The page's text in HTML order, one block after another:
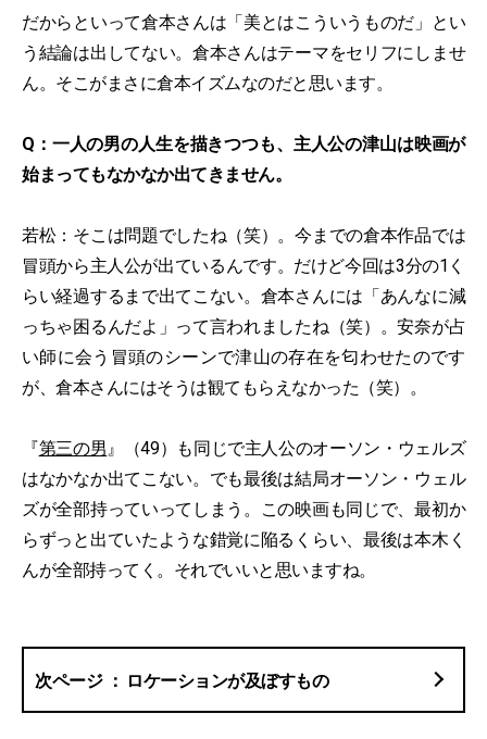
だからといって倉本さんは「美とはこういうものだ」とい
う結論は出してない。倉本さんはテーマをセリフにしませ
ん。そこがまさに倉本イズムなのだと思います。
Q：一人の男の人生を描きつつも、主人公の津山は映画が
始まってもなかなか出てきません。
若松：そこは問題でしたね（笑）。今までの倉本作品では
冒頭から主人公が出ているんです。だけど今回は3分の1く
らい経過するまで出てこない。倉本さんには「あんなに減
っちゃ困るんだよ」って言われましたね（笑）。安奈が占
い師に会う冒頭のシーンで津山の存在を匂わせたのです
が、倉本さんにはそうは観てもらえなかった（笑）。
『第三の男 』（49）も同じで主人公のオーソン・ウェルズ
はなかなか出てこない。でも最後は結局オーソン・ウェル
ズが全部持っていってしまう。この映画も同じで、最初か
らずっと出ていたような錯覚に陥るくらい、最後は本木く
んが全部持ってく。それでいいと思いますね。
ロケーションが及ぼすもの